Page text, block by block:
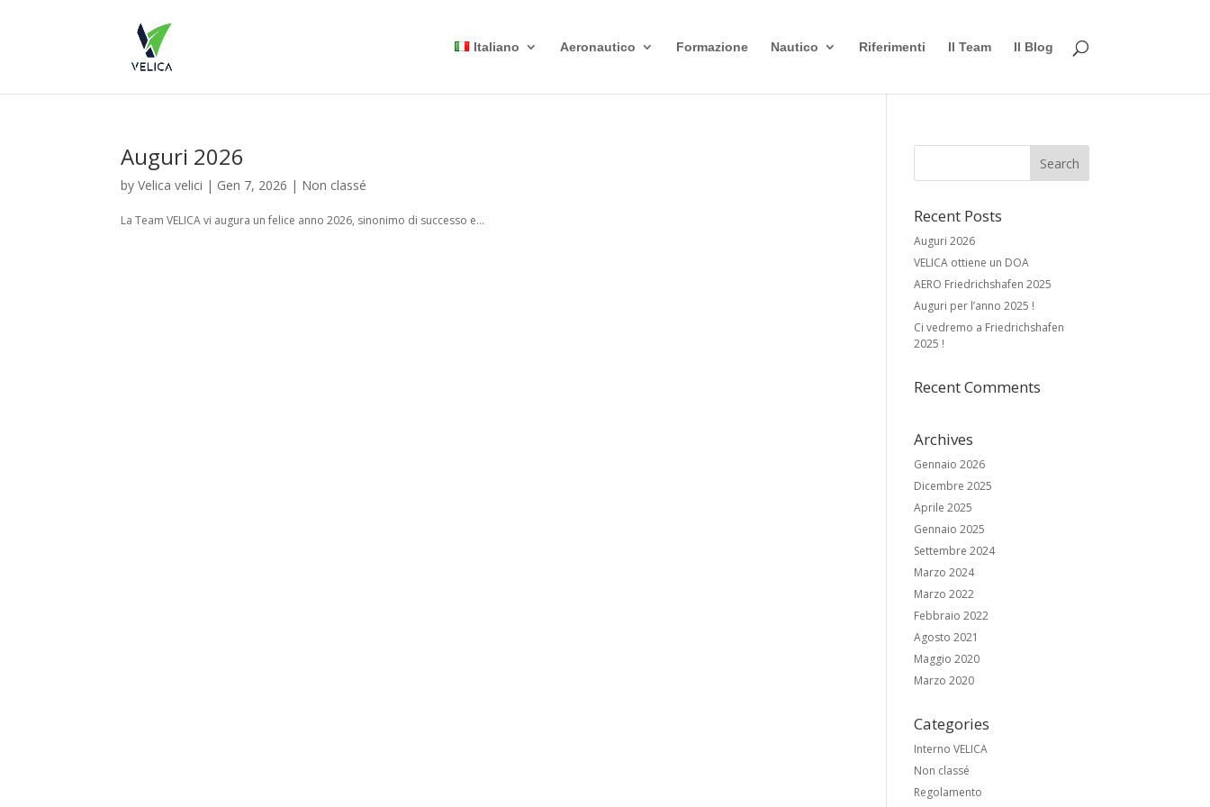
Italiano Aeronautico Formazione Nautico Riferimenti Il Team Il Blog
Auguri 2026
byVelica velici | Gen 7, 2026 | Non classé
La Team VELICA vi augura un felice anno 2026, sinonimo di successo e... Recent Posts
Auguri 2026
VELICA ottiene un DOA
AERO Friedrichshafen 2025
Auguri per l’anno 2025 !
Ci vedremo a Friedrichshafen
2025 !
Recent Comments
Archives
Gennaio 2026
Dicembre 2025
Aprile 2025
Gennaio 2025
Settembre 2024
Marzo 2024
Marzo 2022
Febbraio 2022
Agosto 2021
Maggio 2020
Marzo 2020
Categories
Interno VELICA
Non classé
Regolamento